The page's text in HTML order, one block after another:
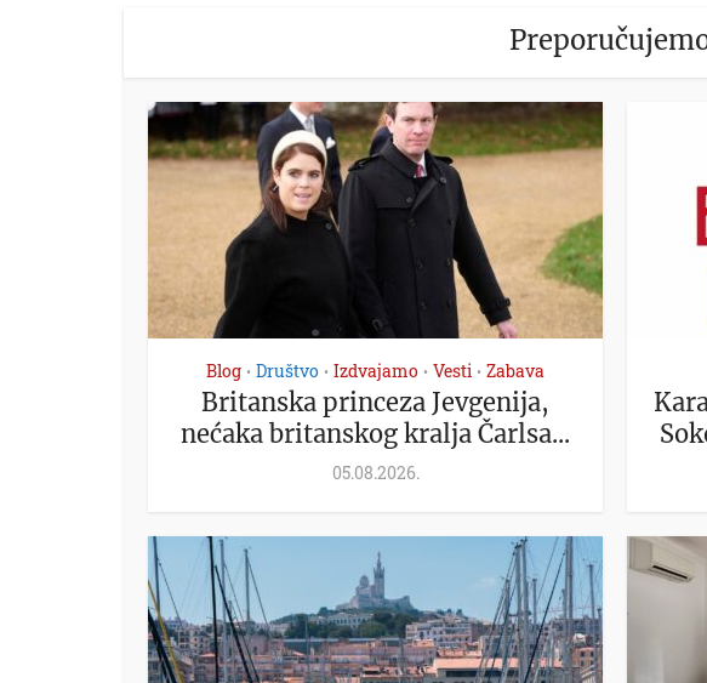
Blog • Društvo • Izdvajamo • Vesti • Zabava
Britanska princeza Jevgenija,
nećaka britanskog kralja Čarlsa...
05.08.2026.